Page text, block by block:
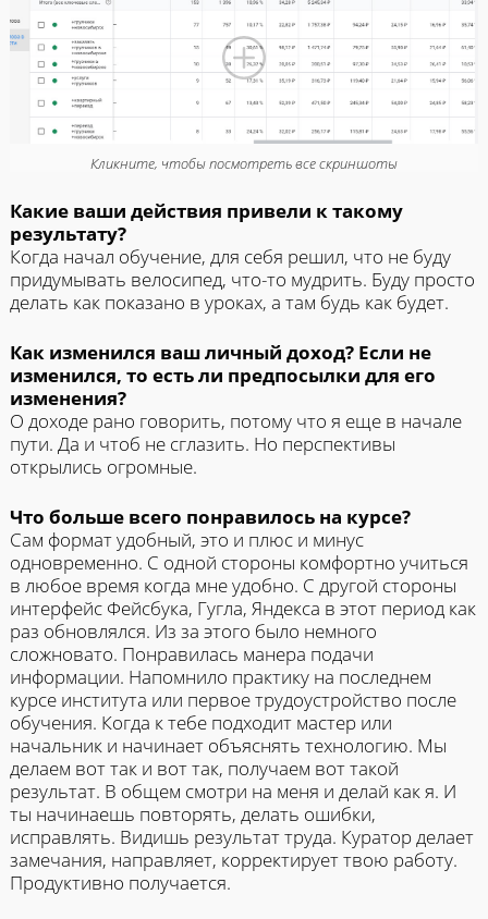
Кликните, чтобы посмотреть все скриншоты
Какие ваши действия привели к такому
результату?
Когда начал обучение, для себя решил, что не буду
придумывать велосипед, что-то мудрить. Буду просто
делать как показано в уроках, а там будь как будет.
Как изменился ваш личный доход? Если не
изменился, то есть ли предпосылки для его
изменения?
О доходе рано говорить, потому что я еще в начале
пути. Да и чтоб не сглазить. Но перспективы
открылись огромные.
Что больше всего понравилось на курсе?
Сам формат удобный, это и плюс и минус
одновременно. С одной стороны комфортно учиться
в любое время когда мне удобно. С другой стороны
интерфейс Фейсбука, Гугла, Яндекса в этот период как
раз обновлялся. Из за этого было немного
сложновато. Понравилась манера подачи
информации. Напомнило практику на последнем
курсе института или первое трудоустройство после
обучения. Когда к тебе подходит мастер или
начальник и начинает объяснять технологию. Мы
делаем вот так и вот так, получаем вот такой
результат. В общем смотри на меня и делай как я. И
ты начинаешь повторять, делать ошибки,
исправлять. Видишь результат труда. Куратор делает
замечания, направляет, корректирует твою работу.
Продуктивно получается.